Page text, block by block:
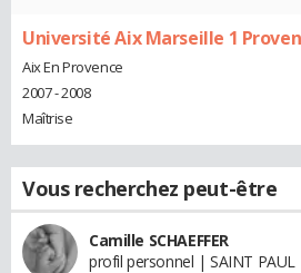
Université Aix Marseille 1
Aix En Provence
2007 - 2008
Maîtrise
Vous recherchez peut-être
Camille SCHAEFFER
profil personnel | SAINT PAUL